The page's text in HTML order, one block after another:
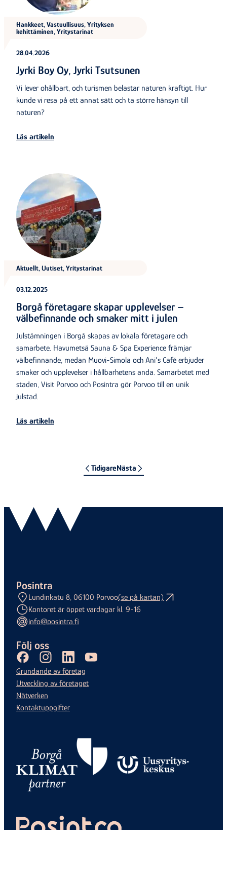
Hankkeet, Vastuullisuus, Yrityksen
kehittäminen, Yritystarinat
28.04.2026
Jyrki Boy Oy, Jyrki Tsutsunen
Vi lever ohållbart, och turismen belastar naturen kraftigt. Hur
kunde vi resa på ett annat sätt och ta större hänsyn till
naturen?
Läs artikeln
Aktuellt, Uutiset, Yritystarinat
03.12.2025
Borgå företagare skapar upplevelser –
välbefinnande och smaker mitt i julen
Julstämningen i Borgå skapas av lokala företagare och
samarbete. Havumetsä Sauna & Spa Experience främjar
välbefinnande, medan Muovi-Simola och Ani’s Café erbjuder
smaker och upplevelser i hållbarhetens anda. Samarbetet med
staden, Visit Porvoo och Posintra gör Porvoo till en unik
julstad.
Läs artikeln
TidigareNästa
Posintra
Lundinkatu 8, 06100 Porvoo(se på kartan)
Kontoret är öppet vardagar kl. 9-16
info@posintra.fi
Följ oss
FacebookInstagramLinkedInYoutube
Grundande av företag
Utveckling av företaget
Nätverken
Kontaktuppgifter